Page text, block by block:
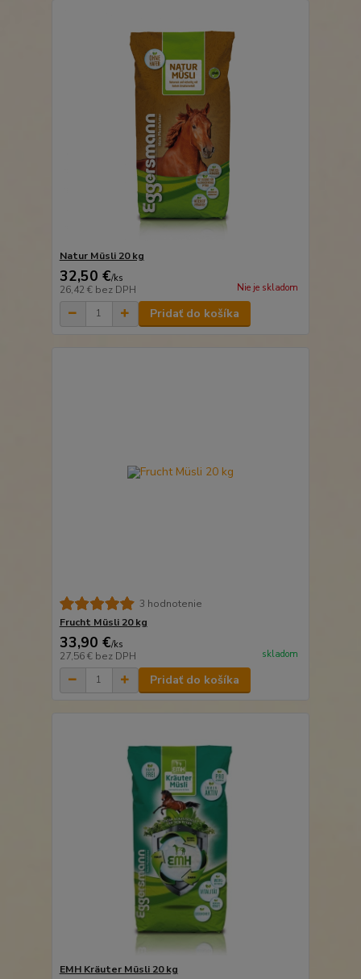
Natur Müsli 20 kg
32,50 €/ks
26,42 € bez DPH Nie je skladom
Pridať do košíka
3 hodnotenie
Frucht Müsli 20 kg
33,90 €/ks
27,56 € bez DPH skladom
Pridať do košíka
EMH Kräuter Müsli 20 kg